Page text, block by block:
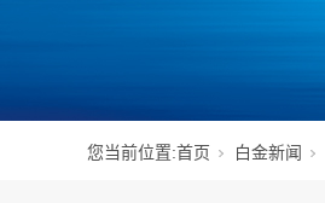
您当前位置:首页 白金新闻